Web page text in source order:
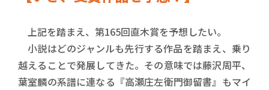
上記を踏まえ、第165回直木賞を予想したい。
小説はどのジャンルも先行する作品を踏まえ、乗り
越えることで発展してきた。その意味では藤沢周平、
葉室麟の系譜に連なる『高瀬庄左衛門御留書』もマイ